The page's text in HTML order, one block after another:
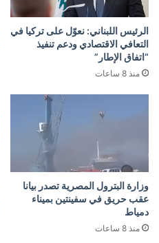
الرئيس اللبناني: نعوّل على تركيا في
التعافي الاقتصادي ودعم تنفيذ
“اتفاق الإطار”
منذ 8 ساعات
وزارة البترول المصرية تصدر بيانا
عقب حريق في سفينتين بميناء
دمياط
منذ 8 ساعات